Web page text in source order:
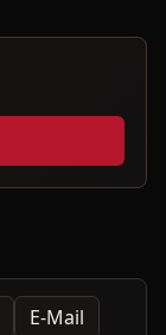
E-Mail